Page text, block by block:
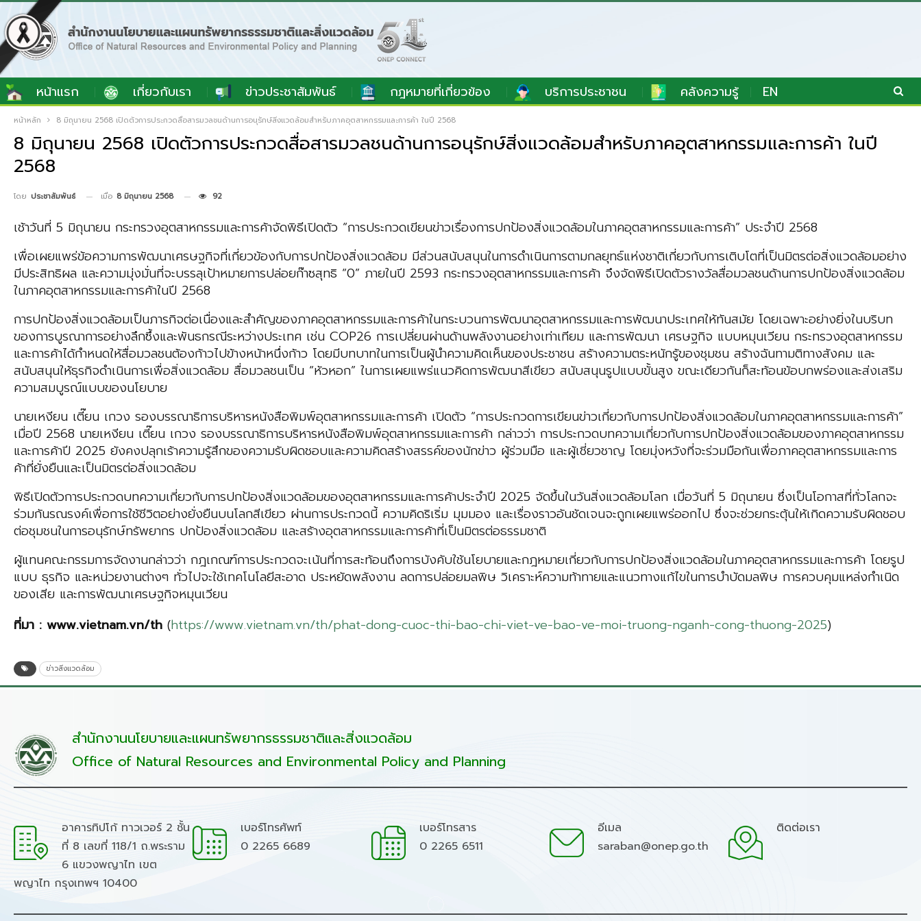
หน้าแรก เกี่ยวกับเรา ข่าวประชาสัมพันธ์ กฎหมายที่เกี่ยวข้อง บริการประชาชน คลังความรู้ EN
หน้าหลัก 8 มิถุนายน 2568 เปิดตัวการประกวดสื่อสารมวลชนด้านการอนุรักษ์สิ่งแวดล้อมสำหรับภาคอุตสาหกรรมและการค้า ในปี 2568
8 มิถุนายน 2568 เปิดตัวการประกวดสื่อสารมวลชนด้านการอนุรักษ์สิ่งแวดล้อมสำหรับภาคอุตสาหกรรมและการค้า ในปี
2568
โดย ประชาสัมพันธ์ เมื่อ 8 มิถุนายน 2568 92
เช้าวันที่ 5 มิถุนายน กระทรวงอุตสาหกรรมและการค้าจัดพิธีเปิดตัว “การประกวดเขียนข่าวเรื่องการปกป้องสิ่งแวดล้อมในภาคอุตสาหกรรมและการค้า” ประจำปี 2568
เพื่อเผยแพร่ข้อความการพัฒนาเศรษฐกิจที่เกี่ยวข้องกับการปกป้องสิ่งแวดล้อม มีส่วนสนับสนุนในการดำเนินการตามกลยุทธ์แห่งชาติเกี่ยวกับการเติบโตที่เป็นมิตรต่อสิ่งแวดล้อมอย่าง
มีประสิทธิผล และความมุ่งมั่นที่จะบรรลุเป้าหมายการปล่อยก๊าซสุทธิ “0” ภายในปี 2593 กระทรวงอุตสาหกรรมและการค้า จึงจัดพิธีเปิดตัวรางวัลสื่อมวลชนด้านการปกป้องสิ่งแวดล้อม
ในภาคอุตสาหกรรมและการค้าในปี 2568
การปกป้องสิ่งแวดล้อมเป็นภารกิจต่อเนื่องและสำคัญของภาคอุตสาหกรรมและการค้าในกระบวนการพัฒนาอุตสาหกรรมและการพัฒนาประเทศให้ทันสมัย ​​โดยเฉพาะอย่างยิ่งในบริบท
ของการบูรณาการอย่างลึกซึ้งและพันธกรณีระหว่างประเทศ เช่น COP26 การเปลี่ยนผ่านด้านพลังงานอย่างเท่าเทียม และการพัฒนา เศรษฐกิจ แบบหมุนเวียน กระทรวงอุตสาหกรรม
และการค้าได้กำหนดให้สื่อมวลชนต้องก้าวไปข้างหน้าหนึ่งก้าว โดยมีบทบาทในการเป็นผู้นำความคิดเห็นของประชาชน สร้างความตระหนักรู้ของชุมชน สร้างฉันทามติทางสังคม และ
สนับสนุนให้ธุรกิจดำเนินการเพื่อสิ่งแวดล้อม สื่อมวลชนเป็น “หัวหอก” ในการเผยแพร่แนวคิดการพัฒนาสีเขียว สนับสนุนรูปแบบขั้นสูง ขณะเดียวกันก็สะท้อนข้อบกพร่องและส่งเสริม
ความสมบูรณ์แบบของนโยบาย
นายเหงียน เตี๊ยน เกวง รองบรรณาธิการบริหารหนังสือพิมพ์อุตสาหกรรมและการค้า เปิดตัว “การประกวดการเขียนข่าวเกี่ยวกับการปกป้องสิ่งแวดล้อมในภาคอุตสาหกรรมและการค้า”
เมื่อปี 2568 นายเหงียน เตี๊ยน เกวง รองบรรณาธิการบริหารหนังสือพิมพ์อุตสาหกรรมและการค้า กล่าวว่า การประกวดบทความเกี่ยวกับการปกป้องสิ่งแวดล้อมของภาคอุตสาหกรรม
และการค้าปี 2025 ยังคงปลุกเร้าความรู้สึกของความรับผิดชอบและความคิดสร้างสรรค์ของนักข่าว ผู้ร่วมมือ และผู้เชี่ยวชาญ โดยมุ่งหวังที่จะร่วมมือกันเพื่อภาคอุตสาหกรรมและการ
ค้าที่ยั่งยืนและเป็นมิตรต่อสิ่งแวดล้อม
พิธีเปิดตัวการประกวดบทความเกี่ยวกับการปกป้องสิ่งแวดล้อมของอุตสาหกรรมและการค้าประจำปี 2025 จัดขึ้นในวันสิ่งแวดล้อมโลก เมื่อวันที่ 5 มิถุนายน ซึ่งเป็นโอกาสที่ทั่วโลกจะ
ร่วมกันรณรงค์เพื่อการใช้ชีวิตอย่างยั่งยืนบนโลกสีเขียว ผ่านการประกวดนี้ ความคิดริเริ่ม มุมมอง และเรื่องราวอันชัดเจนจะถูกเผยแพร่ออกไป ซึ่งจะช่วยกระตุ้นให้เกิดความรับผิดชอบ
ต่อชุมชนในการอนุรักษ์ทรัพยากร ปกป้องสิ่งแวดล้อม และสร้างอุตสาหกรรมและการค้าที่เป็นมิตรต่อธรรมชาติ
ผู้แทนคณะกรรมการจัดงานกล่าวว่า กฎเกณฑ์การประกวดจะเน้นที่การสะท้อนถึงการบังคับใช้นโยบายและกฎหมายเกี่ยวกับการปกป้องสิ่งแวดล้อมในภาคอุตสาหกรรมและการค้า โดยรูป
แบบ ธุรกิจ และหน่วยงานต่างๆ ทั่วไปจะใช้เทคโนโลยีสะอาด ประหยัดพลังงาน ลดการปล่อยมลพิษ วิเคราะห์ความท้าทายและแนวทางแก้ไขในการบำบัดมลพิษ การควบคุมแหล่งกำเนิด
ของเสีย และการพัฒนาเศรษฐกิจหมุนเวียน
ที่มา : www.vietnam.vn/th (https://www.vietnam.vn/th/phat-dong-cuoc-thi-bao-chi-viet-ve-bao-ve-moi-truong-nganh-cong-thuong-2025)
ข่าวสิ่งแวดล้อม
สำนักงานนโยบายและแผนทรัพยากรธรรมชาติและสิ่งแวดล้อม
Office of Natural Resources and Environmental Policy and Planning
อาคารทิปโก้ ทาวเวอร์ 2 ชั้น
ที่ 8 เลขที่ 118/1 ถ.พระราม
6 แขวงพญาไท เขต
พญาไท กรุงเทพฯ 10400
เบอร์โทรศัพท์
0 2265 6689
เบอร์โทรสาร
0 2265 6511
อีเมล
saraban@onep.go.th
ติดต่อเรา